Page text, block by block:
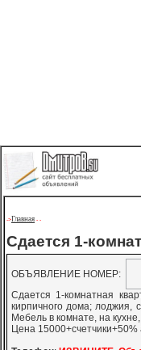
->Главная - -
Сдается 1-
ОБЪЯВЛЕНИЕ НОМЕР:
Сдается 1-комнатная
кирпичного дома; лоджия,
Мебель в комнате, на
Цена 15000+счетчики+50%